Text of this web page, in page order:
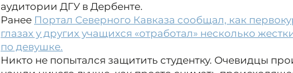
аудитории ДГУ в Дербенте.
Ранее Портал Северного Кавказа сообщал, как
глазах у других учащихся «отработал» несколько
по девушке.
Никто не попытался защитить студентку. Очевидцы